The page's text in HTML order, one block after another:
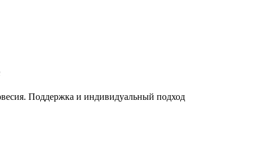
Поддержка и индивидуальный подход